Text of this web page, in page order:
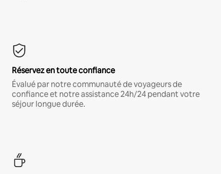
Réservez en toute confiance
Évalué par notre communauté de voyageurs de
confiance et notre assistance 24h/24 pendant votre
séjour longue durée.